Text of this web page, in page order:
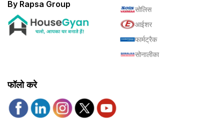
By Rapsa Group
सोलिस
आईशर
फार्मट्रैक
सोनालीका
फॉलो करे